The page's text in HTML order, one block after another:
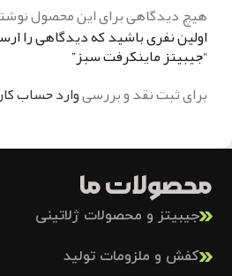
هیچ دیدگاهی برای این محصول
اولین نفری باشید که دیدگاهی را
“جيبيتز ماينکرفت سبز”
برای ثبت نقد و بررسیوارد حساب
محصولات ما
جیبیتز و محصولات ژلاتینی
کفش و ملزومات تولید